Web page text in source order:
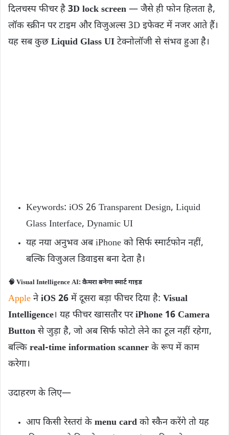
दिलचस्प फीचर है 3D lock screen — जैसे ही फोन हिलता है,
लॉक स्क्रीन पर टाइम और विजुअल्स 3D इफेक्ट में नजर आते हैं।
यह सब कुछ Liquid Glass UI टेक्नोलॉजी से संभव हुआ है।
Keywords: iOS 26 Transparent Design, Liquid
Glass Interface, Dynamic UI
यह नया अनुभव अब iPhone को सिर्फ स्मार्टफोन नहीं,
बल्कि विजुअल डिवाइस बना देता है।
🧠 Visual Intelligence AI: कैमरा बनेगा स्मार्ट गाइड
Apple नेiOS 26 में दूसरा बड़ा फीचर दिया है: Visual
Intelligence। यह फीचर खासतौर परiPhone 16 Camera
Button से जुड़ा है, जो अब सिर्फ फोटो लेने का टूल नहीं रहेगा,
बल्कि real-time information scanner के रूप में काम
करेगा।
उदाहरण के लिए—
आप किसी रेस्तरां के menu card को स्कैन करेंगे तो यह